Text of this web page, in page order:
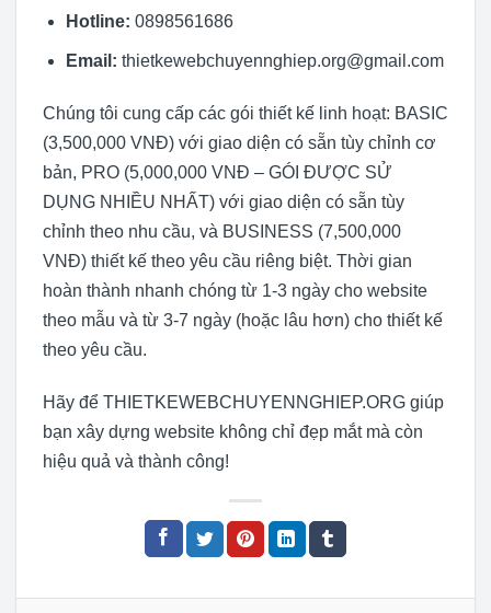
Hotline: 0898561686
Email: thietkewebchuyennghiep.org@gmail.com
Chúng tôi cung cấp các gói thiết kế linh hoạt: BASIC
(3,500,000 VNĐ) với giao diện có sẵn tùy chỉnh cơ
bản, PRO (5,000,000 VNĐ – GÓI ĐƯỢC SỬ
DỤNG NHIỀU NHẤT) với giao diện có sẵn tùy
chỉnh theo nhu cầu, và BUSINESS (7,500,000
VNĐ) thiết kế theo yêu cầu riêng biệt. Thời gian
hoàn thành nhanh chóng từ 1-3 ngày cho website
theo mẫu và từ 3-7 ngày (hoặc lâu hơn) cho thiết kế
theo yêu cầu.
Hãy để THIETKEWEBCHUYENNGHIEP.ORG giúp
bạn xây dựng website không chỉ đẹp mắt mà còn
hiệu quả và thành công!